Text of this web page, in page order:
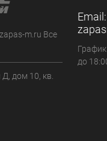
m.ru Все
дом 10, кв.
Email:
до